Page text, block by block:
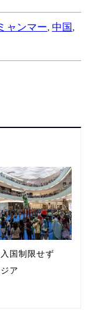
ャンマー, 中国 ,
入国制限せず
ア